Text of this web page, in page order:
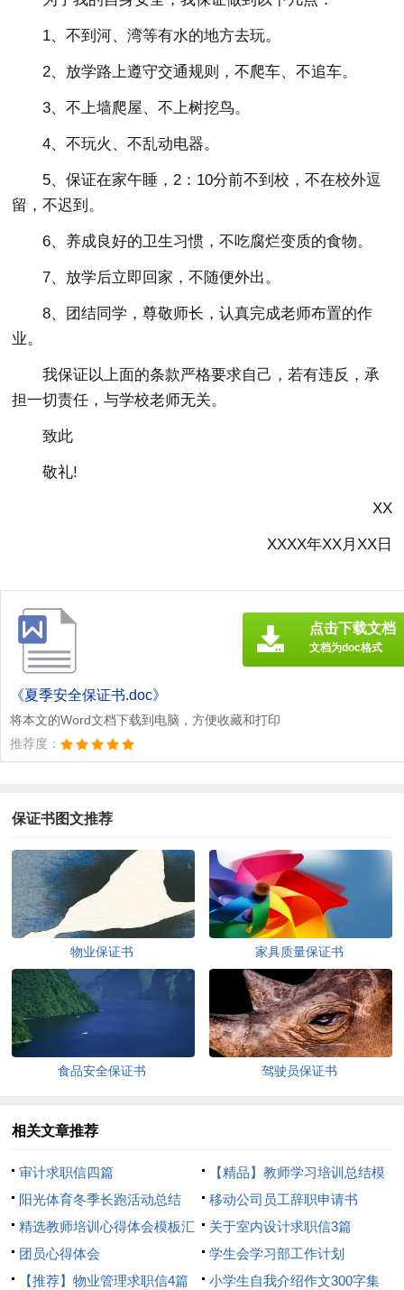
1、不到河、湾等有水的地方去玩。
2、放学路上遵守交通规则，不爬车、不追车。
3、不上墙爬屋、不上树挖鸟。
4、不玩火、不乱动电器。
5、保证在家午睡，2：10分前不到校，不在校外逗
留，不迟到。
6、养成良好的卫生习惯，不吃腐烂变质的食物。
7、放学后立即回家，不随便外出。
8、团结同学，尊敬师长，认真完成老师布置的作
业。
我保证以上面的条款严格要求自己，若有违反，承
担一切责任，与学校老师无关。
致此
敬礼!
XX
XXXX年XX月XX日
《夏季安全保证书.doc》
将本文的Word文档下载到电脑，方便收藏和打印
推荐度：
点击下载文档
文档为doc格式
保证书图文推荐
物业保证书 家具质量保证书
食品安全保证书 驾驶员保证书
相关文章推荐
审计求职信四篇
【精品】教师学习培训总结模
板8篇
阳光体育冬季长跑活动总结
移动公司员工辞职申请书
精选教师培训心得体会模板汇
总8篇
关于室内设计求职信3篇
团员心得体会
学生会学习部工作计划
【推荐】物业管理求职信4篇
小学生自我介绍作文300字集